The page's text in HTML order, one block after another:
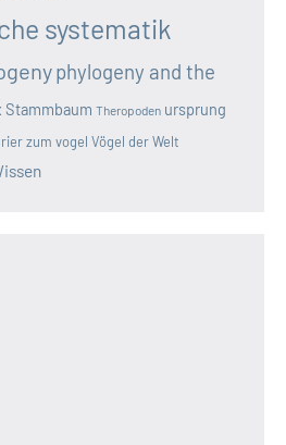
systematik
phylogeny and the
Stammbaum Theropoden ursprung
zum vogel Vögel der Welt